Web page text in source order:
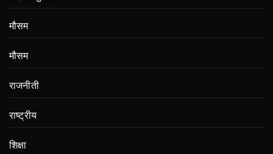
मौसम
मौसम
राजनीती
राष्ट्रीय
शिक्षा